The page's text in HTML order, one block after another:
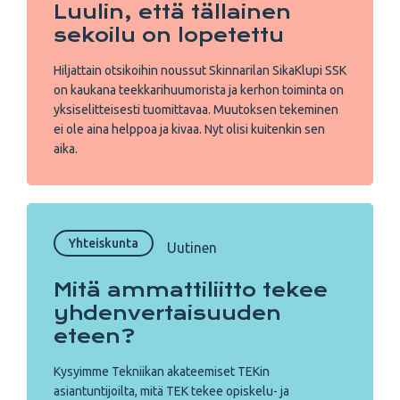
Luulin, että tällainen
sekoilu on lopetettu
Hiljattain otsikoihin noussut Skinnarilan SikaKlupi SSK
on kaukana teekkarihuumorista ja kerhon toiminta on
yksiselitteisesti tuomittavaa. Muutoksen tekeminen
ei ole aina helppoa ja kivaa. Nyt olisi kuitenkin sen
aika.
Yhteiskunta Uutinen
Mitä ammattiliitto tekee
yhdenvertaisuuden
eteen?
Kysyimme Tekniikan akateemiset TEKin
asiantuntijoilta, mitä TEK tekee opiskelu- ja